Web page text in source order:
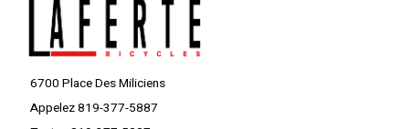
6700 Place Des Miliciens
Appelez 819-377-5887